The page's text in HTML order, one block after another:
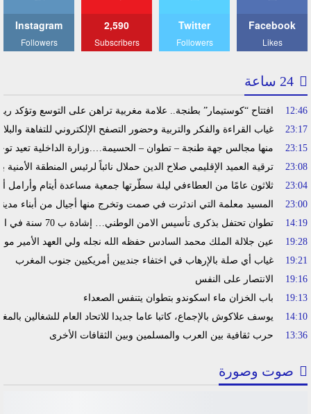
Facebook
Likes
Twitter
Followers
2,590
Subscribers
Instagram
Followers
12:46
افتتاح “كوستيمار” بطنجة.. علامة مغربية تراهن على التوسع وتؤكد
23:17
غياب القراءة والفكر والتربية وحضور التصفح الإلكتروني للتفاهة
23:15
منها مجالس جهة طنجة – تطوان – الحسيمة….وزارة الداخلية تعيد
23:08
ترقية العميد الإقليمي صلاح الدين حملال نائباً لرئيس المنطقة الأمنية
23:04
ثلاثون عامًا من العطاءفي ليلة سطّرتها جمعية مساعدة أيتام وأرامل
23:00
المسيد معلمة التي اندثرت في صمت وتخرج منها أجيال من أبناء
14:19
تطوان تحتفل بذكرى تأسيس الامن الوطني… إشادة ب 70 سنة في الحفاظ على استقرار الوطن وضمان أمن المواطنين
19:28
عين جلالة الملك محمد السادس حفظه الله نجله ولي العهد الأمير
19:21
غياب أي صلة بالإرهاب في اختفاء جنديين أمريكيين جنوب المغرب
19:16
الانتصار على النفس
19:13
باب الخزان ماء اسكوندو بتطوان يتنفس الصعداء
14:10
يوسف علاكوش بالإجماع، كاتبا عاما جديدا للاتحاد العام للشغالين
13:36
حرب ثقافية بين العرب والمسلمين وبين الثقافات الأخرى
صوت وصورة